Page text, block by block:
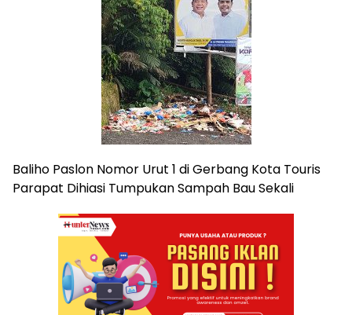
Baliho Paslon Nomor Urut 1 di Gerbang Kota Touris
Parapat Dihiasi Tumpukan Sampah Bau Sekali